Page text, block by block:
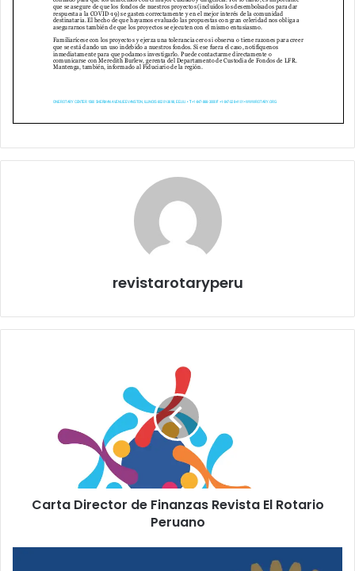
revistarotaryperu
Carta Director de Finanzas Revista El Rotario
Peruano